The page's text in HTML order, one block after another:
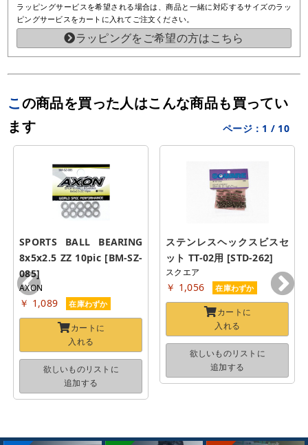
ラッピングサービスを希望される場合は、商品と一緒に対応するサイズのラッ
ピングサービスをカートに入れてご注文ください。
ラッピングをご希望の方はこちら
この商品を買った人はこんな商品も買ってい
ます
ページ： 1 / 10
SPORTS BALL BEARING
8x5x2.5 ZZ 10pic [BM-SZ-
085]
AXON
￥ 1,089 在庫わずか
カートに
入れる
欲しいものリストに
追加する
ステンレスヘックスビスセ
ット TT-02用 [STD-262]
スクエア
￥ 1,056 在庫わずか
カートに
入れる
欲しいものリストに
追加する